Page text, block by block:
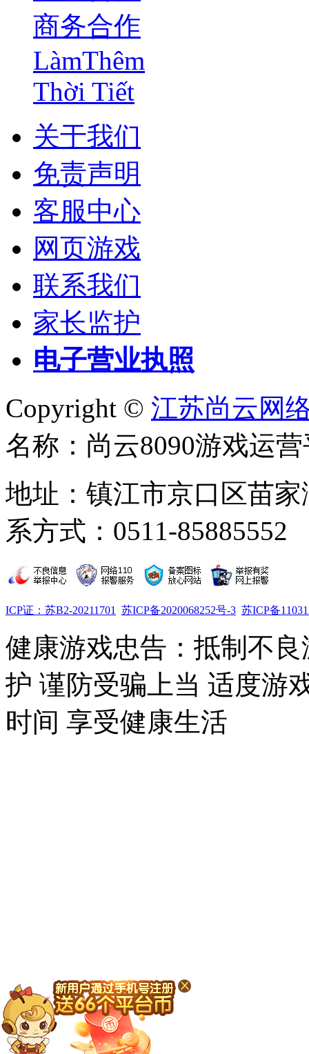
商务合作
LàmThêm
Thời Tiết
关于我们
免责声明
客服中心
网页游戏
联系我们
家长监护
电子营业执照
Copyright © 江苏尚云网
名称：尚云8090游戏运
地址：镇江市京口区苗
系方式：0511-85885552
ICP证：苏B2-20211701 苏ICP备2020068252号-3 苏ICP备
健康游戏忠告：抵制不
护 谨防受骗上当 适度游
时间 享受健康生活